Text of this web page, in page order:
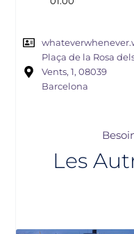
Plaça de la Rosa
Vents, 1, 08039
Barcelona
Les